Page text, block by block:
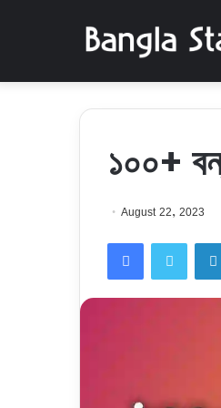
১০০+
August 22, 2023
FacebookTwitter